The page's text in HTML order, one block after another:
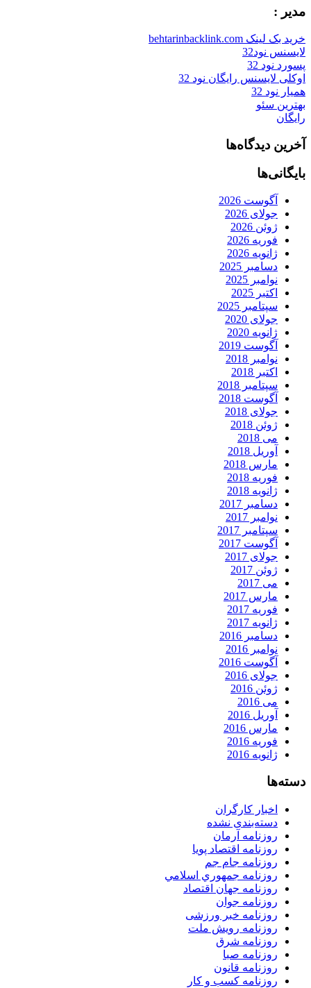
مدیر :
خرید بک لینک behtarinbacklink.com
لایسنس نود32
پسورد نود 32
اوکلی لایسنس رایگان نود 32
همیار نود 32
بهترین سئو
رایگان
آخرین دیدگاه‌ها
بایگانی‌ها
آگوست 2026
جولای 2026
ژوئن 2026
فوریه 2026
ژانویه 2026
دسامبر 2025
نوامبر 2025
اکتبر 2025
سپتامبر 2025
جولای 2020
ژانویه 2020
آگوست 2019
نوامبر 2018
اکتبر 2018
سپتامبر 2018
آگوست 2018
جولای 2018
ژوئن 2018
می 2018
آوریل 2018
مارس 2018
فوریه 2018
ژانویه 2018
دسامبر 2017
نوامبر 2017
سپتامبر 2017
آگوست 2017
جولای 2017
ژوئن 2017
می 2017
مارس 2017
فوریه 2017
ژانویه 2017
دسامبر 2016
نوامبر 2016
آگوست 2016
جولای 2016
ژوئن 2016
می 2016
آوریل 2016
مارس 2016
فوریه 2016
ژانویه 2016
دسته‌ها
اخبار کارگران
دسته‌بندی نشده
روزنامه آرمان
روزنامه اقتصاد پویا
روزنامه جام جم
روزنامه جمهوري اسلامي
روزنامه جهان اقتصاد
روزنامه جوان
روزنامه خبر ورزشى
روزنامه رویش ملت
روزنامه شرق
روزنامه صبا
روزنامه قانون
روزنامه كسب و كار